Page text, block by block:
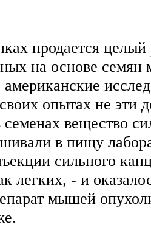
продается
на основе семян
опытах не эти
вещество
в пищу
сильного
легких, - и
мышей